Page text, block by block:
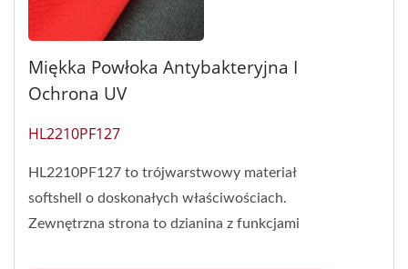
Miękka Powłoka Antybakteryjna I
Ochrona UV
HL2210PF127
HL2210PF127 to trójwarstwowy materiał
softshell o doskonałych właściwościach.
Zewnętrzna strona to dzianina z funkcjami